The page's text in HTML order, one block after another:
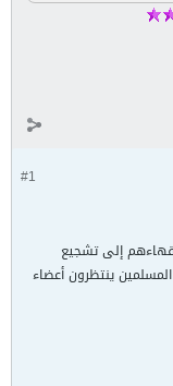
#1
إلى تشجيع
ينتظرون أعضاء